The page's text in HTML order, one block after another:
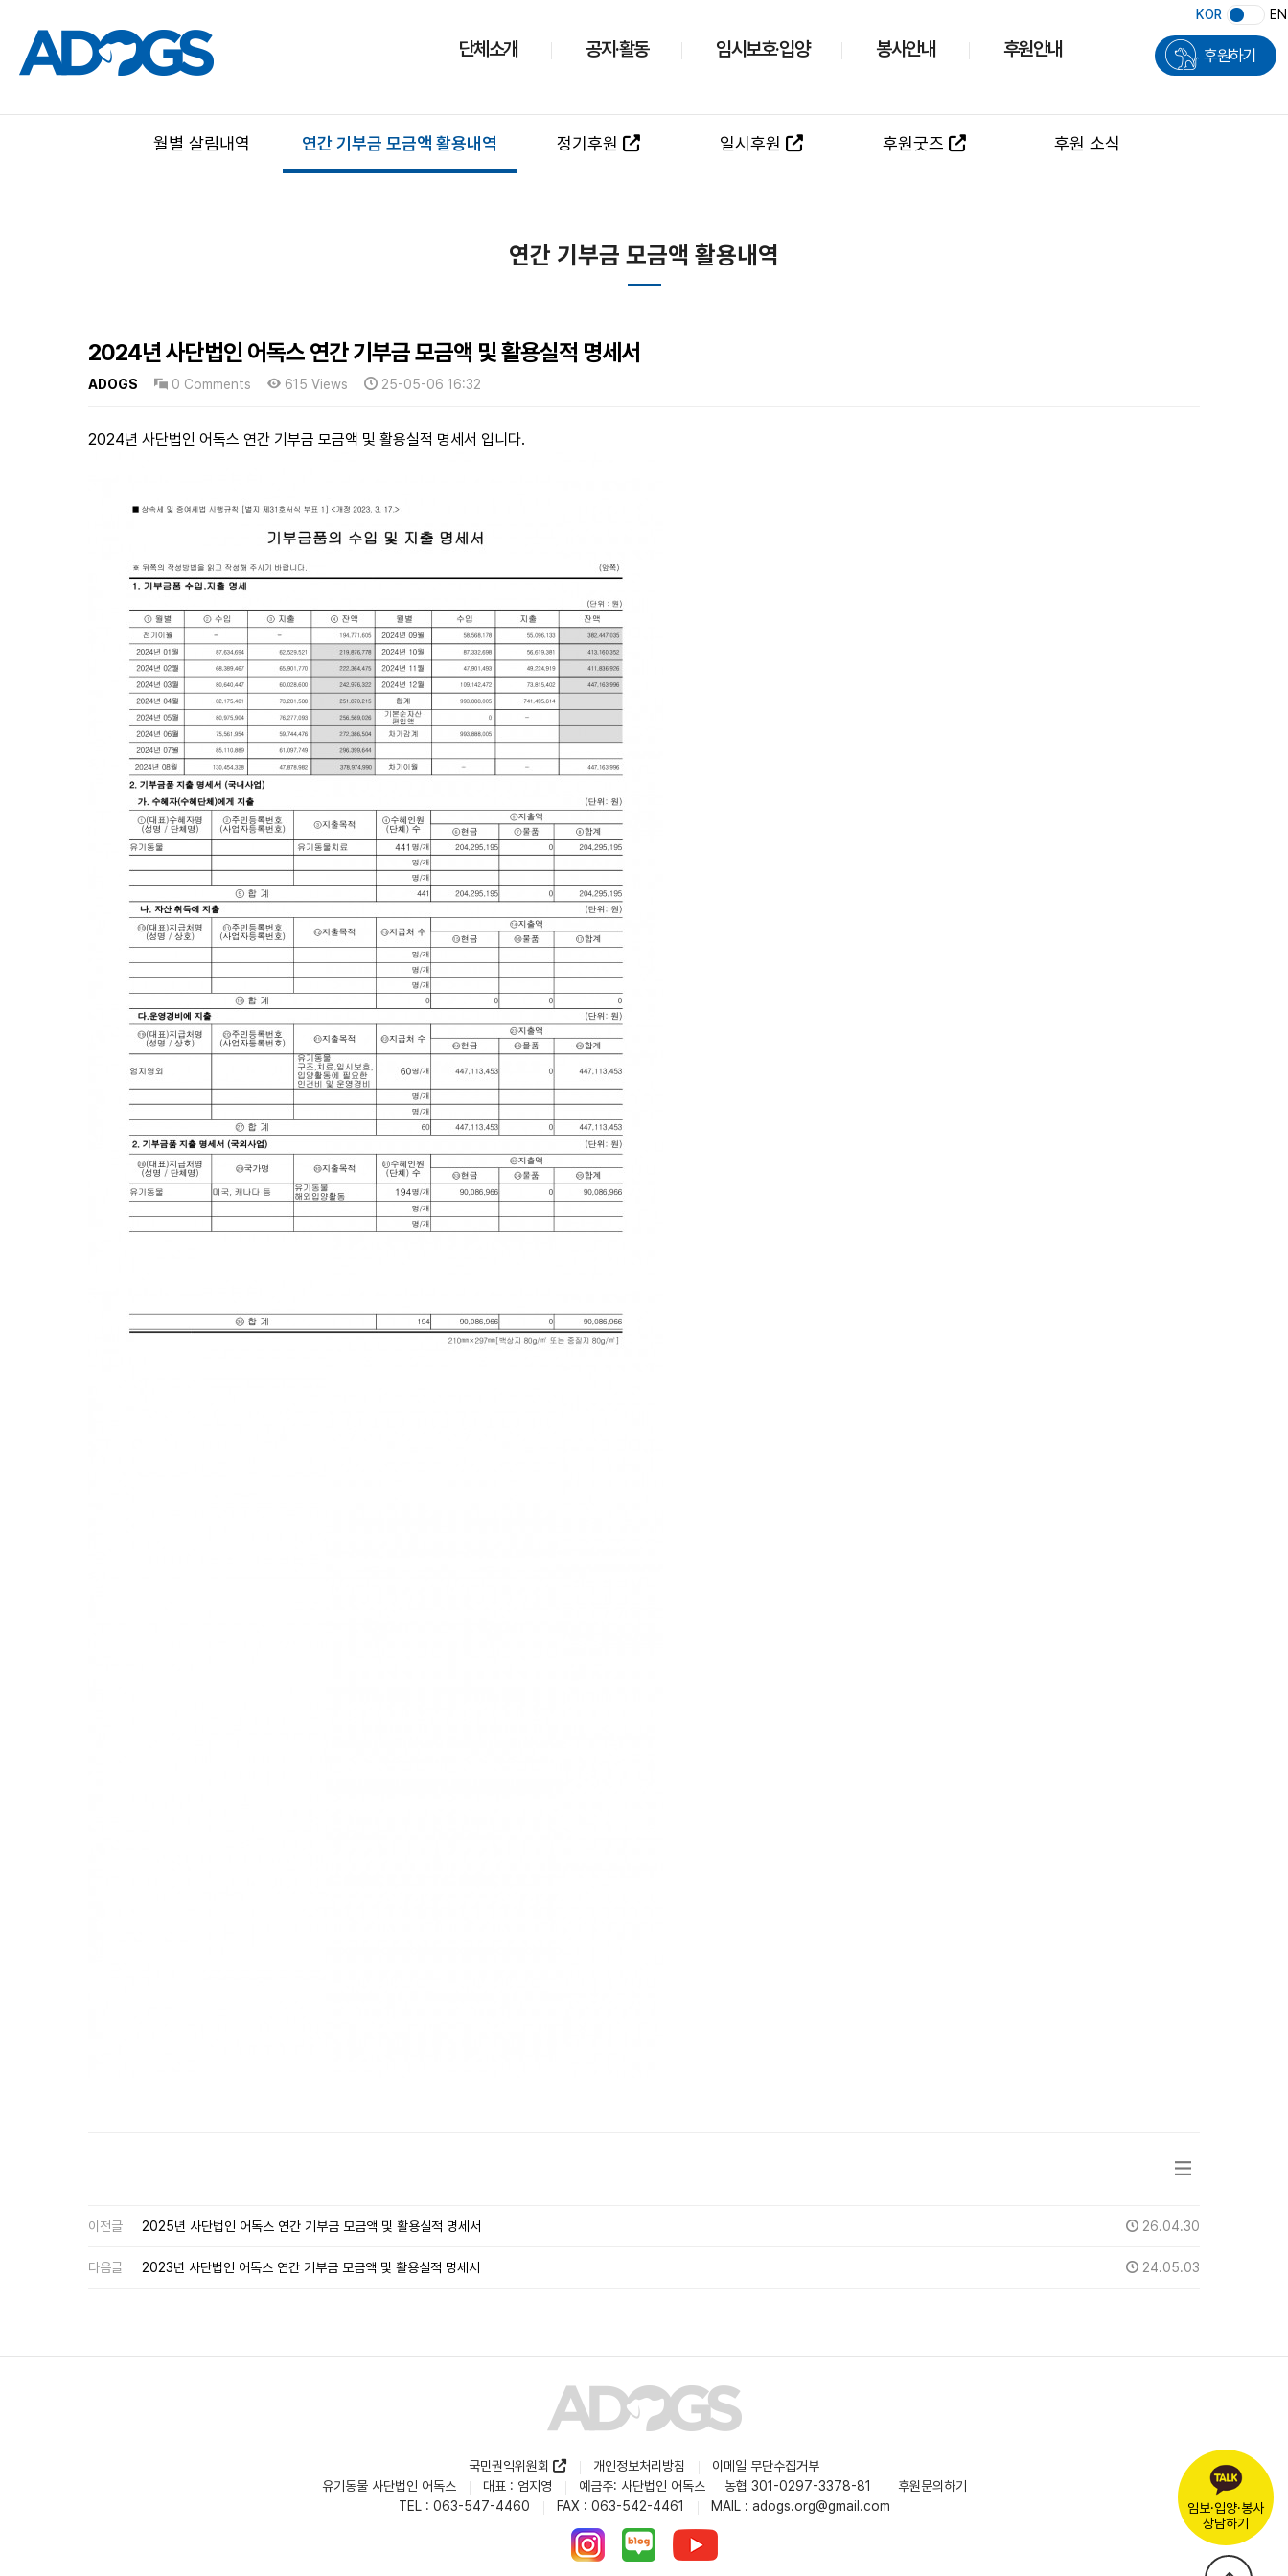
단체소개 공지·활동 임시보호·입양 봉사안내 후원안내
KOR EN
후원하기
월별 살림내역 연간 기부금 모금액 활용내역 정기후원 일시후원 후원굿즈 후원 소식
연간 기부금 모금액 활용내역
2024년 사단법인 어독스 연간 기부금 모금액 및 활용실적 명세서
ADOGS 0 Comments 615 Views 25-05-06 16:32
2024년 사단법인 어독스 연간 기부금 모금액 및 활용실적 명세서 입니다.
이전글 2025년 사단법인 어독스 연간 기부금 모금액 및 활용실적 명세서 26.04.30
다음글 2023년 사단법인 어독스 연간 기부금 모금액 및 활용실적 명세서 24.05.03
임보·입양·봉사
상담하기
국민권익위원회 개인정보처리방침
이메일 무단수집거부
유기동물 사단법인 어독스
대표 : 엄지영 예금주: 사단법인 어독스 농협 301-0297-3378-81
후원문의하기
TEL : 063-547-4460
FAX : 063-542-4461 MAIL : adogs.org@gmail.com